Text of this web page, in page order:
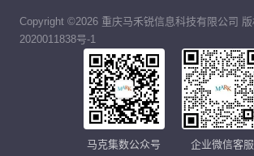
Copyright ©2026 重庆马禾锐信息科技有限公司 版
2020011838号-1
马克集数公众号 企业微信客服